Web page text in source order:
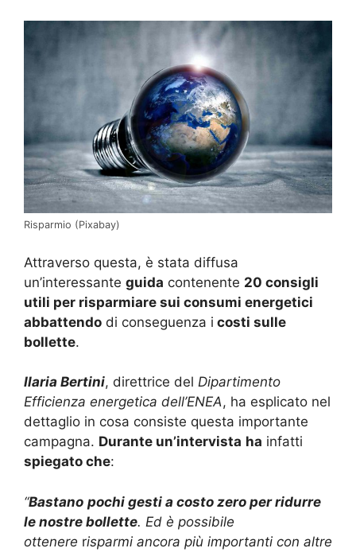
Risparmio (Pixabay)
Attraverso questa, è stata diffusa
un’interessante guida contenente 20 consigli
utili per risparmiare sui consumi energetici
abbattendo di conseguenza i costi sulle
bollette.
Ilaria Bertini, direttrice del Dipartimento
Efficienza energetica dell’ENEA, ha esplicato nel
dettaglio in cosa consiste questa importante
campagna. Durante un’intervista ha infatti
spiegato che:
“Bastano pochi gesti a costo zero per ridurre
le nostre bollette. Ed è possibile
ottenere risparmi ancora più importanti con altre